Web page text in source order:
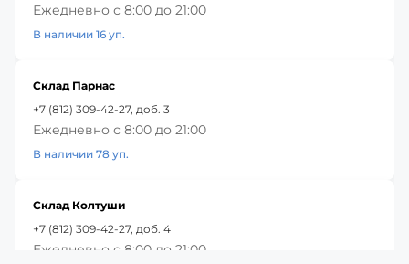
Ежедневно с 8:00 до 21:00
В наличии 16 уп.
Склад Парнас
+7 (812) 309-42-27, доб. 3
Ежедневно с 8:00 до 21:00
В наличии 78 уп.
Склад Колтуши
+7 (812) 309-42-27, доб. 4
Ежедневно с 8:00 до 21:00